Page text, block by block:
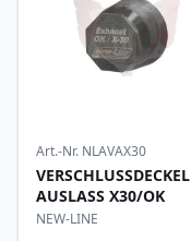
Art.-Nr. NLAVAX30
VERSCHLUSSDECKEL
AUSLASS X30/OK
NEW-LINE